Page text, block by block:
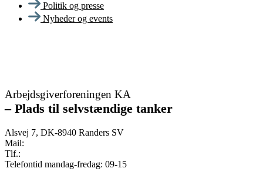
Politik og presse
Nyheder og events
Arbejdsgiverforeningen KA
–Plads til selvstændige tanker
Alsvej 7, DK-8940 Randers SV
Mail:
Tlf.:
Telefontid mandag-fredag: 09-15